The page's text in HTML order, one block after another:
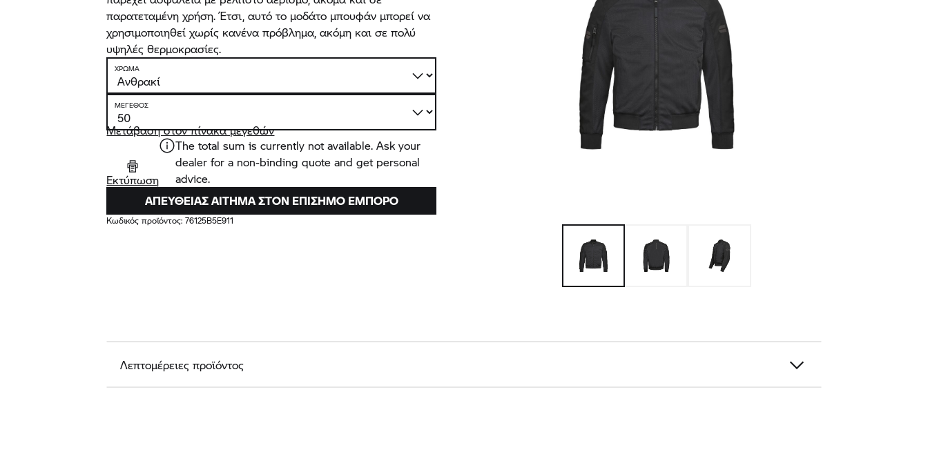
παρατεταμένη χρήση. Έτσι, αυτό το μοδάτο μπουφάν μπορεί να
χρησιμοποιηθεί χωρίς κανένα πρόβλημα, ακόμη και σε πολύ
υψηλές θερμοκρασίες.
ΧΡΏΜΑ
ΜΈΓΕΘΟΣ
Μετάβαση στον πίνακα μεγεθών
Εκτύπωση
The total sum is currently not available. Ask your
dealer for a non-binding quote and get personal
advice.
ΑΠΕΥΘΕΊΑΣ ΑΊΤΗΜΑ ΣΤΟΝ ΕΠΊΣΗΜΟ ΈΜΠΟΡΟ
Κωδικός προϊόντος:76125B5E911
Λεπτομέρειες προϊόντος